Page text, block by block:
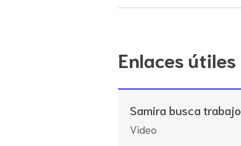
Enlaces útiles
Samira busca trabajo
Video